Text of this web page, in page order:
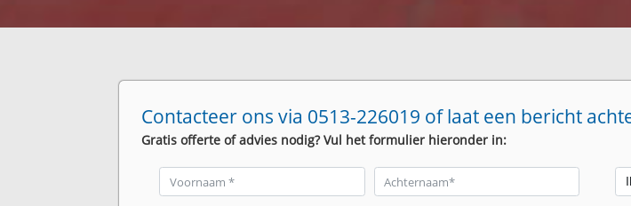
Contacteer ons via 0513-226019 of laat een bericht
Gratis offerte of advies nodig? Vul het formulier hieronder in: